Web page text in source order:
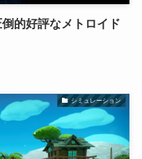
倒的好評なメトロイド
シミュレーション